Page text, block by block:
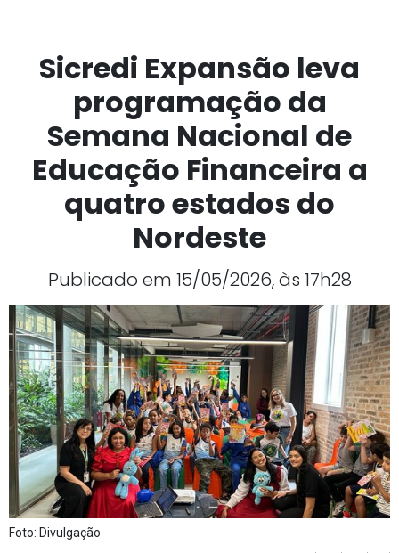
Sicredi Expansão leva
programação da
Semana Nacional de
Educação Financeira a
quatro estados do
Nordeste
Publicado em 15/05/2026, às 17h28
Foto: Divulgação